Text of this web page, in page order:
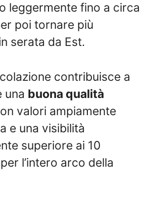
leggermente fino a circa
poi tornare più
serata da Est.
contribuisce a
una buona qualità
valori ampiamente
e una visibilità
superiore ai 10
l’intero arco della